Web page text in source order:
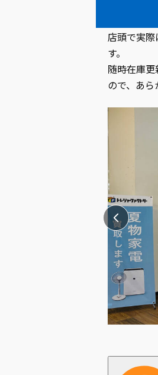
お電話で
店頭で実
す。
随時在庫
ので、あら